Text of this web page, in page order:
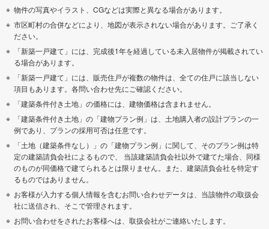
物件の写真やイラスト、CGなどは実際と異なる場合があります。
市区町村の合併などにより、地図が表示されない場合があります。ご了承く
ださい。
「新築一戸建て」には、完成後1年を経過している未入居物件が掲載されてい
る場合があります。
「新築一戸建て」には、販売住戸が複数の物件は、全ての住戸に該当しない
項目もあります。各問い合わせ先にご確認ください。
「建築条件付き土地」の価格には、建物価格は含まれません。
「建築条件付き土地」の「建物プラン例」は、土地購入者の設計プランの一
例であり、プランの採用可否は任意です。
「土地（建築条件なし）」の「建物プラン例」に関して、そのプラン例は特
定の建築請負会社によるもので、 当該建築請負会社以外で建てた場合、同様
のものが同価格で建てられるとは限りません。また、建築請負会社を特定す
るものではありません。
お客様が入力する個人情報を含むお問い合わせデータは、当該物件の取扱会
社に送信され、そこで管理されます。
お問い合わせをされたお客様へは、取扱会社がご連絡いたします。